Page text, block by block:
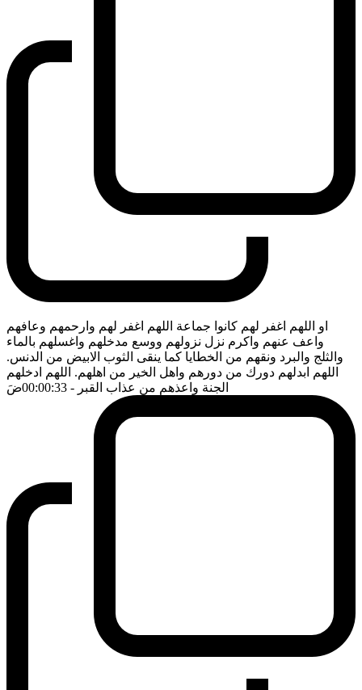
او اللهم اغفر لهم كانوا جماعة اللهم اغفر لهم وارحمهم وعافهم
واعف عنهم واكرم نزل نزولهم ووسع مدخلهم واغسلهم بالماء
والثلج والبرد ونقهم من الخطايا كما ينقى الثوب الابيض من الدنس.
اللهم ابدلهم دورك من دورهم واهل الخير من اهلهم. اللهم ادخلهم
الجنة واعذهم من عذاب القبر - 00:00:33 ضَ